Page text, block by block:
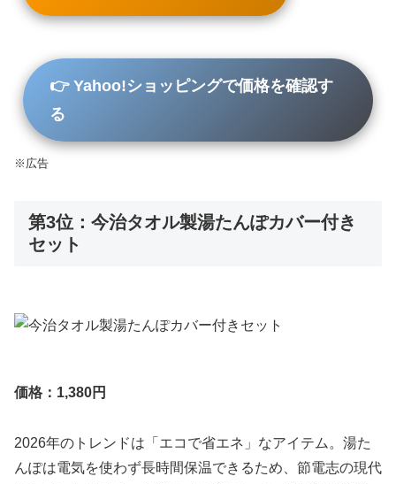
👉 Yahoo!ショッピングで価格を確認す
る
※広告
第3位：今治タオル製湯たんぽカバー付き
セット
価格：1,380円
2026年のトレンドは「エコで省エネ」なアイテム。湯た
んぽは電気を使わず長時間保温できるため、節電志の現代